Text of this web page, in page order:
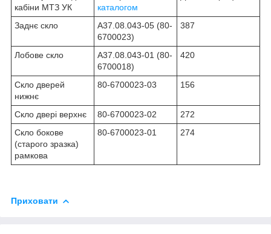
кабіни МТЗ УК
каталогом
Заднє скло
А37.08.043-05 (80-
6700023)
387
Лобове скло
А37.08.043-01 (80-
6700018)
420
Скло дверей
нижнє
80-6700023-03 156
Скло двері верхнє 80-6700023-02
272
Скло бокове
(старого зразка)
рамкова
80-6700023-01 274
Приховати